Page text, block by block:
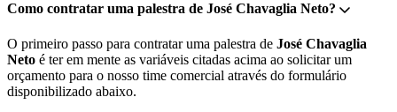
Como contratar uma palestra de José Chavaglia Neto?
O primeiro passo para contratar uma palestra de José Chavaglia
Neto é ter em mente as variáveis citadas acima ao solicitar um
orçamento para o nosso time comercial através do formulário
disponibilizado abaixo.